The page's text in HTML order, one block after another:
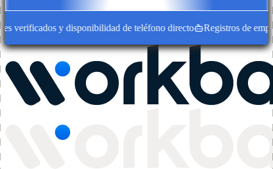
verificados y disponibilidad de teléfono directo Registros de